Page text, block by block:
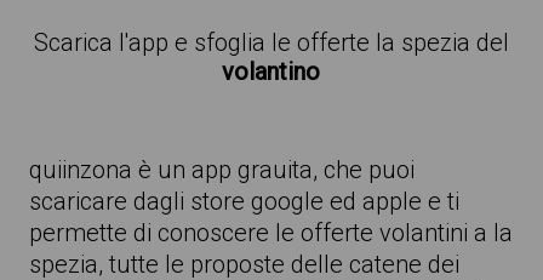
Scarica l'app e sfoglia le offerte la spezia del
volantino
quiinzona è un app grauita, che puoi
scaricare dagli store google ed apple e ti
permette di conoscere le offerte volantini a la
spezia, tutte le proposte delle catene dei